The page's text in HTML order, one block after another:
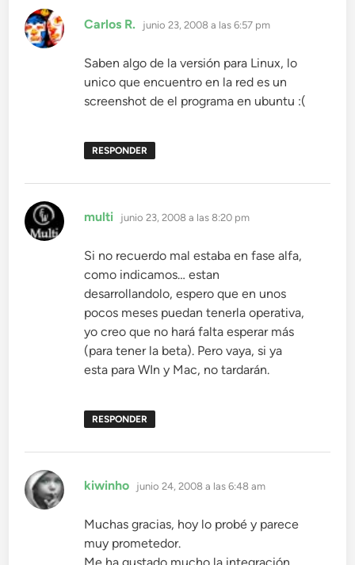
Carlos R. dice:
junio 23, 2008 a las 6:57 pm
Saben algo de la versión para Linux, lo
unico que encuentro en la red es un
screenshot de el programa en ubuntu :(
RESPONDER
multi dice:
junio 23, 2008 a las 8:20 pm
Si no recuerdo mal estaba en fase alfa,
como indicamos… estan
desarrollandolo, espero que en unos
pocos meses puedan tenerla operativa,
yo creo que no hará falta esperar más
(para tener la beta). Pero vaya, si ya
esta para WIn y Mac, no tardarán.
RESPONDER
kiwinho dice:
junio 24, 2008 a las 6:48 am
Muchas gracias, hoy lo probé y parece
muy prometedor.